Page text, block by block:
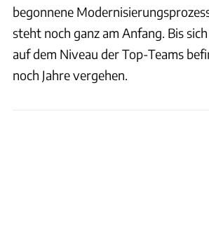
begonnene
steht noch ganz am Anfang. Bis
auf dem Niveau der Top-Teams
noch Jahre vergehen.